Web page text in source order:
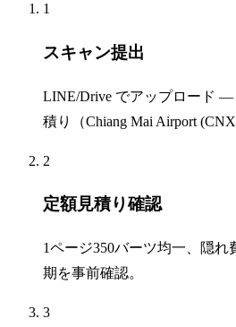
1
スキャン提出
LINE/Drive でアップロード —
積り（Chiang Mai Airport
2
定額見積り確認
1ページ350バーツ均一、隠
期を事前確認。
3